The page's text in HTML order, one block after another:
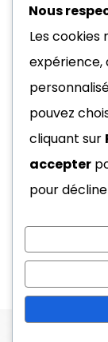
Nous
Les
expérience,
pouvez
cliquant sur
accepter
pour